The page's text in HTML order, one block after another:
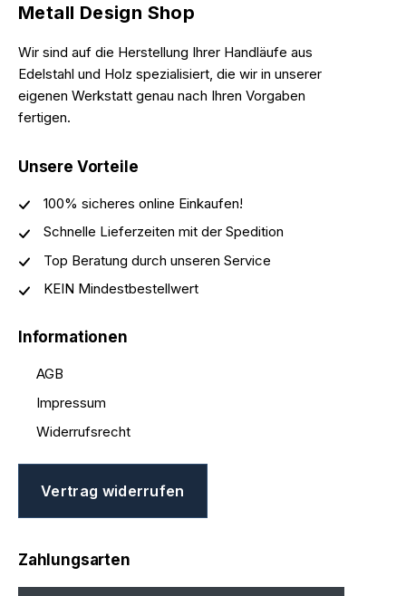
Metall Design Shop
Wir sind auf die Herstellung Ihrer Handläufe aus
Edelstahl und Holz spezialisiert, die wir in unserer
eigenen Werkstatt genau nach Ihren Vorgaben
fertigen.
Unsere Vorteile
100% sicheres online Einkaufen!
Schnelle Lieferzeiten mit der Spedition
Top Beratung durch unseren Service
KEIN Mindestbestellwert
Informationen
AGB
Impressum
Widerrufsrecht
Vertrag widerrufen
Zahlungsarten